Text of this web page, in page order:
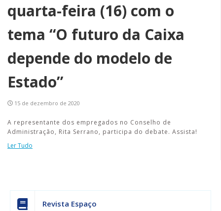
quarta-feira (16) com o
tema “O futuro da Caixa
depende do modelo de
Estado”
15 de dezembro de 2020
A representante dos empregados no Conselho de
Administração, Rita Serrano, participa do debate. Assista!
Ler Tudo
Revista Espaço